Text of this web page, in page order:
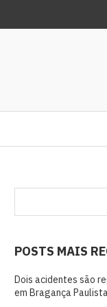
POSTS MAIS
Dois acidentes são
em Bragança